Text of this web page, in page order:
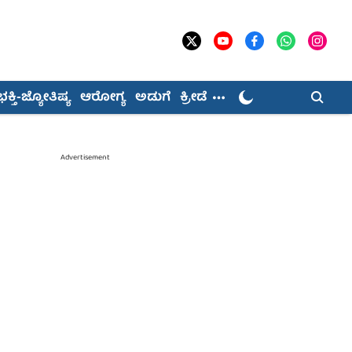
ಜ್ಯೋತಿಷ್ಯ ಆರೋಗ್ಯ ಅಡುಗೆ ಕ್ರೀಡೆ
Advertisement